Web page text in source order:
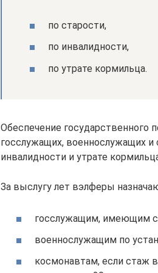
по старости,
по инвалидности,
по утрате кормильца.
Обеспечение государственного
госслужащих, военнослужащих и
инвалидности и утрате
За выслугу лет вэлферы
госслужащим, имеющим
военнослужащим по
космонавтам, если стаж